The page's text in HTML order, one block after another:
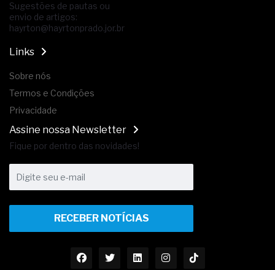
Sugestões de pautas ou
envio de artigos:
hayrton@hayrtonprado.jor.br
Links
Sobre nós
Termos e Condições
Privacidade
Assine nossa Newsletter
Fique por dentro das novidades!
RECEBER NOTÍCIAS